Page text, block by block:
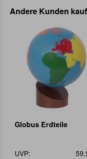
Andere Kunden
Globus Erdteile
UVP: